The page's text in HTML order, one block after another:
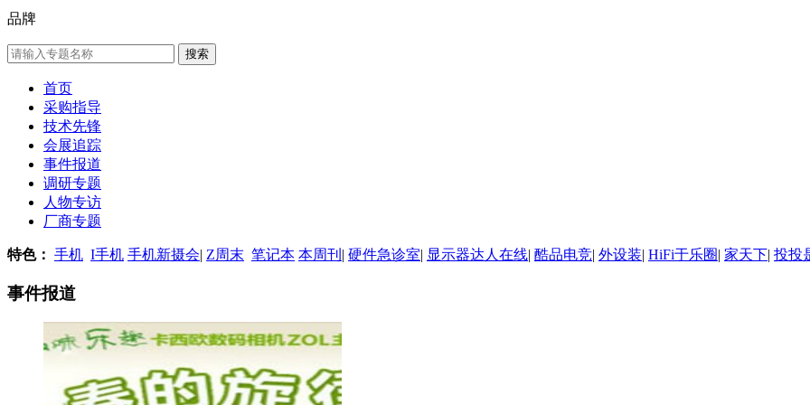
品牌
首页
采购指导
技术先锋
会展追踪
事件报道
调研专题
人物专访
厂商专题
特色： 手机 I手机 手机新摄会| Z周末 笔记本 本周刊 | 硬件急诊室| 显示器达人在线| 酷品电竞| 外设装| HiFi于乐圈| 家天下| 投投
事件报道